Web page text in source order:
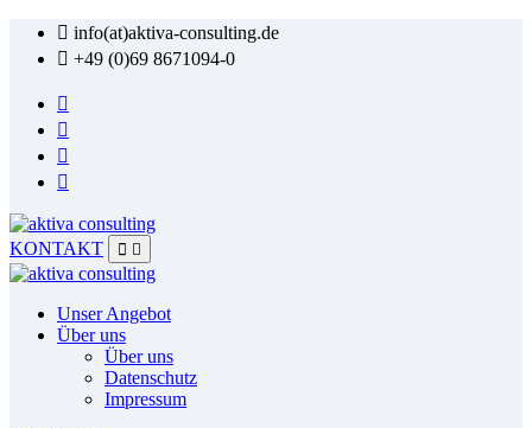
Zum
springen
info(at)aktiva-consulting.de
+49 (0)69 8671094-0
KONTAKT
Unser Angebot
Über uns
Über uns
Datenschutz
Impressum